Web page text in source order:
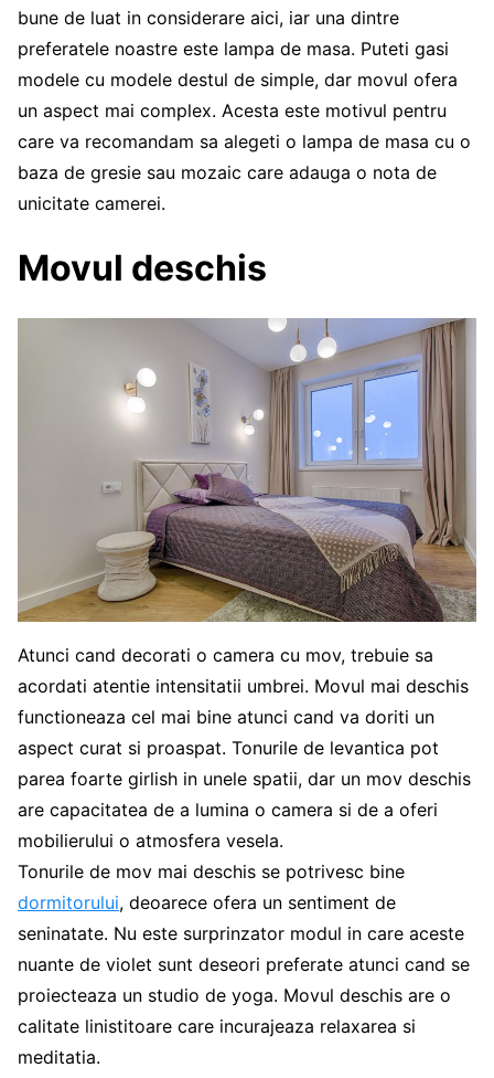
bune de luat in considerare aici, iar una dintre
preferatele noastre este lampa de masa. Puteti gasi
modele cu modele destul de simple, dar movul ofera
un aspect mai complex. Acesta este motivul pentru
care va recomandam sa alegeti o lampa de masa cu o
baza de gresie sau mozaic care adauga o nota de
unicitate camerei.
Movul deschis
Atunci cand decorati o camera cu mov, trebuie sa
acordati atentie intensitatii umbrei. Movul mai deschis
functioneaza cel mai bine atunci cand va doriti un
aspect curat si proaspat. Tonurile de levantica pot
parea foarte girlish in unele spatii, dar un mov deschis
are capacitatea de a lumina o camera si de a oferi
mobilierului o atmosfera vesela.
Tonurile de mov mai deschis se potrivesc bine
dormitorului, deoarece ofera un sentiment de
seninatate. Nu este surprinzator modul in care aceste
nuante de violet sunt deseori preferate atunci cand se
proiecteaza un studio de yoga. Movul deschis are o
calitate linistitoare care incurajeaza relaxarea si
meditatia.